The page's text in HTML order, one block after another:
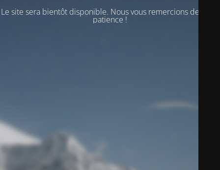
Le site sera bientôt disponible. Nous vous remercions de votre
patience !